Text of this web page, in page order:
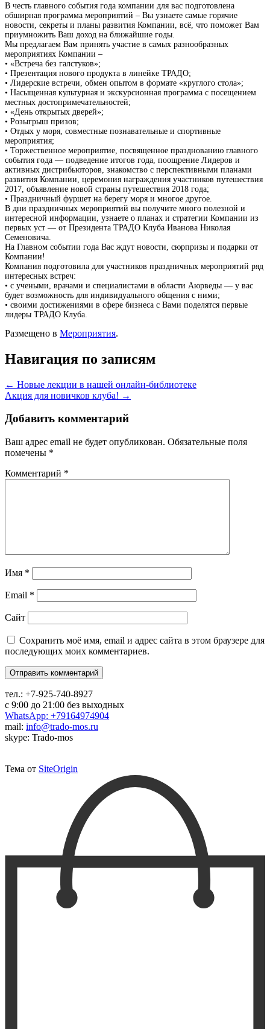
В честь главного события года компании для вас подготовлена
обширная программа мероприятий – Вы узнаете самые горячие
новости, секреты и планы развития Компании, всё, что поможет Вам
приумножить Ваш доход на ближайшие годы.
Мы предлагаем Вам принять участие в самых разнообразных
мероприятиях Компании –
• «Встреча без галстуков»;
• Презентация нового продукта в линейке ТРАДО;
• Лидерские встречи, обмен опытом в формате «круглого стола»;
• Насыщенная культурная и экскурсионная программа с посещением
местных достопримечательностей;
• «День открытых дверей»;
• Розыгрыш призов;
• Отдых у моря, совместные познавательные и спортивные
мероприятия;
• Торжественное мероприятие, посвященное празднованию главного
события года — подведение итогов года, поощрение Лидеров и
активных дистрибьюторов, знакомство с перспективными планами
развития Компании, церемония награждения участников путешествия
2017, объявление новой страны путешествия 2018 года;
• Праздничный фуршет на берегу моря и многое другое.
В дни праздничных мероприятий вы получите много полезной и
интересной информации, узнаете о планах и стратегии Компании из
первых уст — от Президента ТРАДО Клуба Иванова Николая
Семеновича.
На Главном событии года Вас ждут новости, сюрпризы и подарки от
Компании!
Компания подготовила для участников праздничных мероприятий ряд
интересных встреч:
• с учеными, врачами и специалистами в области Аюрведы — у вас
будет возможность для индивидуального общения с ними;
• своими достижениями в сфере бизнеса с Вами поделятся первые
лидеры ТРАДО Клуба.
Размещено в Мероприятия.
Навигация по записям
← Новые лекции в нашей онлайн-библиотеке
Акция для новичков клуба! →
Добавить комментарий
Ваш адрес email не будет опубликован. Обязательные поля
помечены *
Комментарий *
Имя *
Email *
Сайт
Сохранить моё имя, email и адрес сайта в этом браузере для
последующих моих комментариев.
тел.: +7-925-740-8927
с 9:00 до 21:00 без выходных
WhatsApp: +79164974904
mail: info@trado-mos.ru
skype: Trado-mos
Тема от SiteOrigin